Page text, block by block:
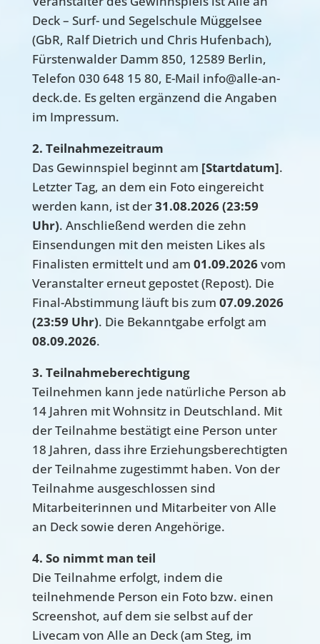
Deck – Surf- und Segelschule Müggelsee
(GbR, Ralf Dietrich und Chris Hufenbach),
Fürstenwalder Damm 850, 12589 Berlin,
Telefon 030 648 15 80, E-Mail info@alle-an-
deck.de. Es gelten ergänzend die Angaben
im Impressum.
2. Teilnahmezeitraum
Das Gewinnspiel beginnt am [Startdatum].
Letzter Tag, an dem ein Foto eingereicht
werden kann, ist der31.08.2026 (23:59
Uhr). Anschließend werden die zehn
Einsendungen mit den meisten Likes als
Finalisten ermittelt und am 01.09.2026vom
Veranstalter erneut gepostet (Repost). Die
Final-Abstimmung läuft bis zum 07.09.2026
(23:59 Uhr). Die Bekanntgabe erfolgt am
08.09.2026.
3. Teilnahmeberechtigung
Teilnehmen kann jede natürliche Person ab
14 Jahren mit Wohnsitz in Deutschland. Mit
der Teilnahme bestätigt eine Person unter
18 Jahren, dass ihre Erziehungsberechtigten
der Teilnahme zugestimmt haben. Von der
Teilnahme ausgeschlossen sind
Mitarbeiterinnen und Mitarbeiter von Alle
an Deck sowie deren Angehörige.
4. So nimmt man teil
Die Teilnahme erfolgt, indem die
teilnehmende Person ein Foto bzw. einen
Screenshot, auf dem sie selbst auf der
Livecam von Alle an Deck (am Steg, im